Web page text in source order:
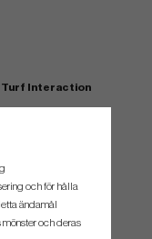
Turf Interaction
on all shots.
och för hålla
ändamål
mönster och deras